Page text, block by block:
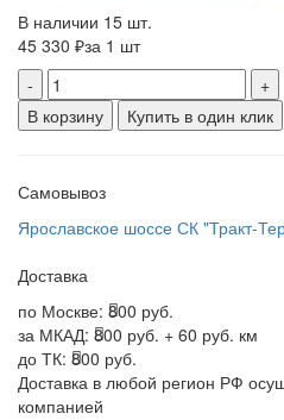
В наличии 15 шт.
45 330 ₽за 1 шт
-
+
В корзину
Купить в один клик
Самовывоз
Ярославское шоссе СК "Тракт-
Доставка
по Москве: 800 руб.
за МКАД: 800 руб. + 60 руб. км
до ТК: 800 руб.
Доставка в любой регион РФ
компанией